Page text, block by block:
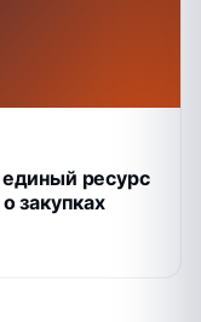
ресурс
закупках